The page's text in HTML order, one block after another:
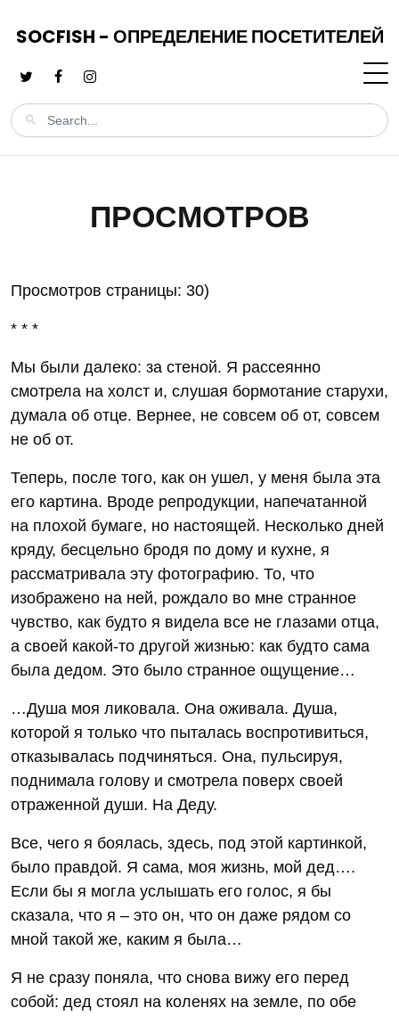
SOCFISH - ОПРЕДЕЛЕНИЕ ПОСЕТИТЕЛЕЙ
ПРОСМОТРОВ
Просмотров страницы: 30)
* * *
Мы были далеко: за стеной. Я рассеянно
смотрела на холст и, слушая бормотание старухи,
думала об отце. Вернее, не совсем об от, совсем
не об от.
Теперь, после того, как он ушел, у меня была эта
его картина. Вроде репродукции, напечатанной
на плохой бумаге, но настоящей. Несколько дней
кряду, бесцельно бродя по дому и кухне, я
рассматривала эту фотографию. То, что
изображено на ней, рождало во мне странное
чувство, как будто я видела все не глазами отца,
а своей какой-то другой жизнью: как будто сама
была дедом. Это было странное ощущение…
…Душа моя ликовала. Она оживала. Душа,
которой я только что пыталась воспротивиться,
отказывалась подчиняться. Она, пульсируя,
поднимала голову и смотрела поверх своей
отраженной души. На Деду.
Все, чего я боялась, здесь, под этой картинкой,
было правдой. Я сама, моя жизнь, мой дед….
Если бы я могла услышать его голос, я бы
сказала, что я – это он, что он даже рядом со
мной такой же, каким я была…
Я не сразу поняла, что снова вижу его перед
собой: дед стоял на коленях на земле, по обе